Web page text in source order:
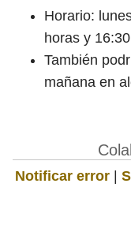
Horario:
horas y
También
mañana en
Notificar error |